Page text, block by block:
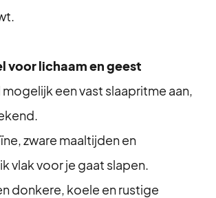
voor lichaam en geest
mogelijk een vast slaapritme aan,
zware maaltijden en
vlak voor je gaat slapen.
donkere, koele en rustige